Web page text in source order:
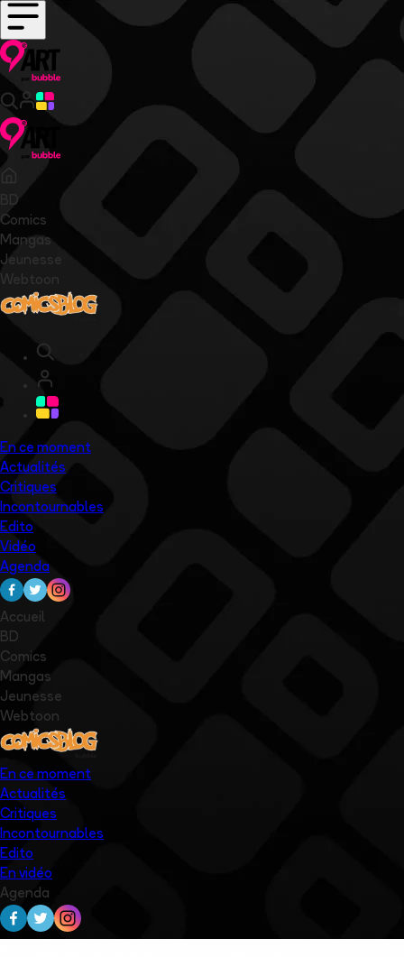
BD
Comics
Mangas
Jeunesse
Webtoon
En ce moment
Actualités
Critiques
Incontournables
Edito
Vidéo
Agenda
Accueil
BD
Comics
Mangas
Jeunesse
Webtoon
En ce moment
Actualités
Critiques
Incontournables
Edito
En vidéo
Agenda